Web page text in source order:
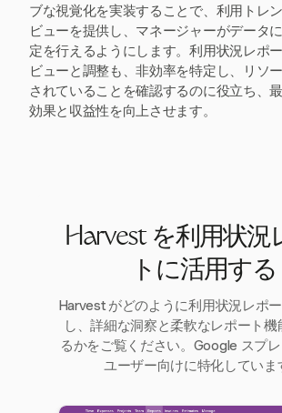
ブな視覚化を実装することで、利用トレ
ビューを提供し、マネージャーがデータ
定を行えるようにします。利用状況レポ
ビューと調整も、非効率を特定し、リソ
されていることを確認するのに役立ち、
効果と収益性を向上させます。
Harvest を利用状況
トに活用する
Harvest がどのように利用状況レポ
し、詳細な洞察と柔軟なレポート機
るかをご覧ください。Google スプ
ユーザー向けに特化していま